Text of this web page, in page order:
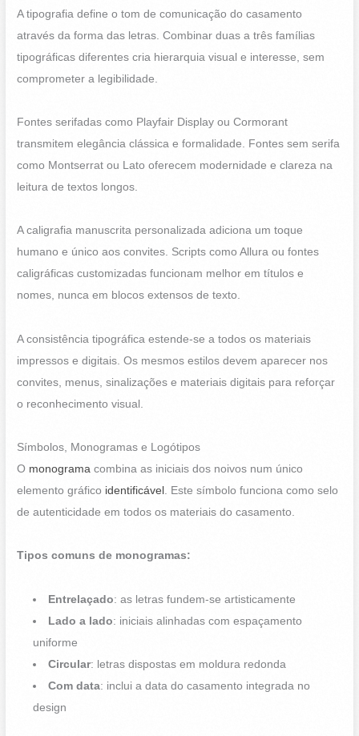
A tipografia define o tom de comunicação do casamento
através da forma das letras. Combinar duas a três famílias
tipográficas diferentes cria hierarquia visual e interesse, sem
comprometer a legibilidade.
Fontes serifadas como Playfair Display ou Cormorant
transmitem elegância clássica e formalidade. Fontes sem serifa
como Montserrat ou Lato oferecem modernidade e clareza na
leitura de textos longos.
A caligrafia manuscrita personalizada adiciona um toque
humano e único aos convites. Scripts como Allura ou fontes
caligráficas customizadas funcionam melhor em títulos e
nomes, nunca em blocos extensos de texto.
A consistência tipográfica estende-se a todos os materiais
impressos e digitais. Os mesmos estilos devem aparecer nos
convites, menus, sinalizações e materiais digitais para reforçar
o reconhecimento visual.
Símbolos, Monogramas e Logótipos
O monograma combina as iniciais dos noivos num único
elemento gráfico identificável . Este símbolo funciona como selo
de autenticidade em todos os materiais do casamento.
Tipos comuns de monogramas:
Entrelaçado: as letras fundem-se artisticamente
Lado a lado: iniciais alinhadas com espaçamento
uniforme
Circular: letras dispostas em moldura redonda
Com data: inclui a data do casamento integrada no
design